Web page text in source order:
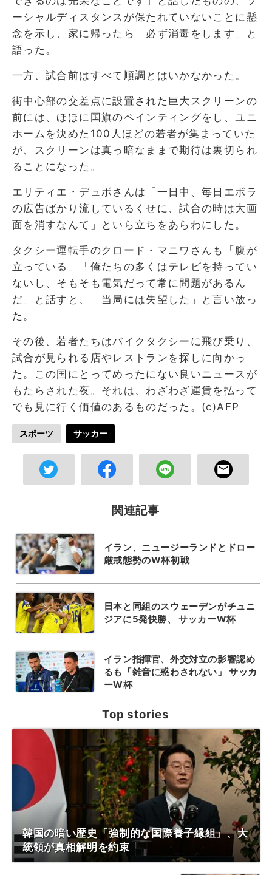
ーシャルディスタンスが保たれていないことに懸
念を示し、家に帰ったら「必ず消毒をします」と
語った。
一方、試合前はすべて順調とはいかなかった。
街中心部の交差点に設置された巨大スクリーンの
前には、ほほに国旗のペインティングをし、ユニ
ホームを決めた100人ほどの若者が集まっていた
が、スクリーンは真っ暗なままで期待は裏切られ
ることになった。
エリティエ・デュボさんは「一日中、毎日エボラ
の広告ばかり流しているくせに、試合の時は大画
面を消すなんて」といら立ちをあらわにした。
タクシー運転手のクロード・マニワさんも「腹が
立っている」「俺たちの多くはテレビを持ってい
ないし、そもそも電気だって常に問題があるん
だ」と話すと、「当局には失望した」と言い放っ
た。
その後、若者たちはバイクタクシーに飛び乗り、
試合が見られる店やレストランを探しに向かっ
た。この国にとってめったにない良いニュースが
もたらされた夜。それは、わざわざ運賃を払って
でも見に行く価値のあるものだった。(c)AFP
スポーツ サッカー
関連記事
イラン、ニュージーランドとドロー
厳戒態勢のW杯初戦
日本と同組のスウェーデンがチュニ
ジアに5発快勝、 サッカーW杯
イラン指揮官、外交対立の影響認め
るも「雑音に惑わされない」 サッカ
ーW杯
Top stories
韓国の暗い歴史「強制的な国際養子縁組」、大
統領が真相解明を約束